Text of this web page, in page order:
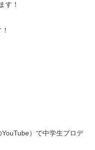
す！
）で中学生プロデ